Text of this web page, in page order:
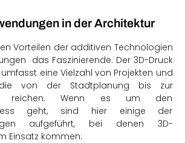
in der Architektur
Vorteilen der additiven Technologien
das Faszinierende. Der 3D-Druck
eine Vielzahl von Projekten und
die von der Stadtplanung bis zur
reichen. Wenn es um den
geht, sind hier einige der
aufgeführt, bei denen 3D-
Einsatz kommen: